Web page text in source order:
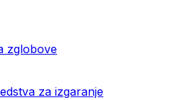
zglobove
za izgaranje